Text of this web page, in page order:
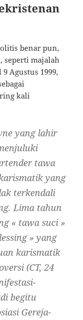
benar pun,
seperti majalah
9 Agustus 1999,
kali
yang lahir
tawa
yang
terkendali
Lima tahun
« tawa suci »
» yang
karismatik
(CT, 24
begitu
Gereja-